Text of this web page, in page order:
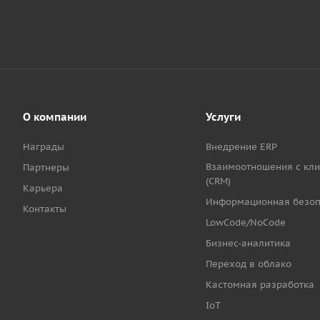
О компании
Награды
Партнеры
Карьера
Контакты
Услуги
Внедрение ERP
Взаимоотношения с
(CRM)
Информационная
LowCode/NoCode
Бизнес-аналитика
Переход в облако
Кастомная разработка
IoT